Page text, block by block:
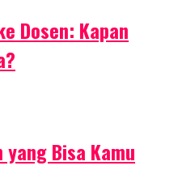
Dosen: Kapan
Bisa Kamu